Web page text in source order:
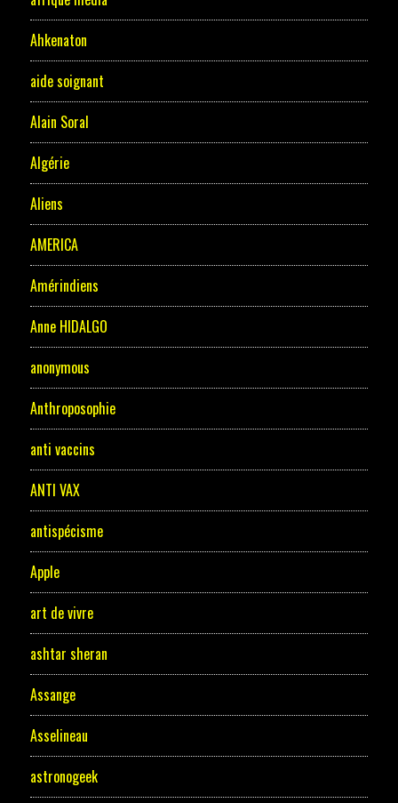
Ahkenaton
aide soignant
Alain Soral
Algérie
Aliens
AMERICA
Amérindiens
Anne HIDALGO
anonymous
Anthroposophie
anti vaccins
ANTI VAX
antispécisme
Apple
art de vivre
ashtar sheran
Assange
Asselineau
astronogeek